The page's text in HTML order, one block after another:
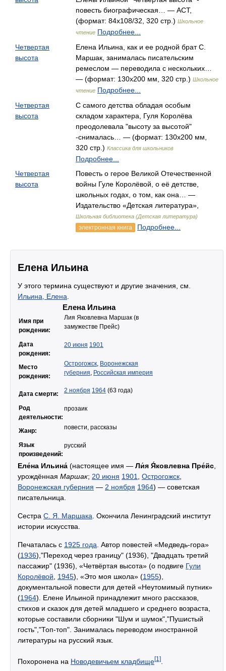
повесть биографическая… — АСТ,
(формат: 84x108/32, 320 стр.) Школьное
чтение Подробнее...
Четвертая
высота
Елена Ильина, как и ее родной брат С.
Маршак, занималась писательским
ремеслом — переводила с нескольких…
— (формат: 130х200 мм, 320 стр.) Школьное
чтение Подробнее...
Четвертая
высота
С самого детства обладая особым
складом характера, Гуля Королёва
преодолевала "высоту за высотой"
-снималась… — (формат: 130х200 мм,
320 стр.) Классика для школьников
Подробнее...
Четвертая
высота
Повесть о герое Великой Отечественной
войны Гуле Королёвой, о её детстве,
школьных годах, о том, как она… —
Издательство «Детская литература»,
Школьная библиотека (Детская литература)
электронная книга Подробнее...
Елена Ильина
У этого термина существуют и другие значения, см.
Ильина, Елена
Елена Ильина
Имя при
рождении:
Лия Яковлевна Маршак (в
замужестве Прейс)
Дата
рождения:
20 июня 1901
Место
рождения:
Острогожск, Воронежская
губерния, Российская империя
Дата смерти: 2 ноября 1964 (63 года)
Род
деятельности:
прозаик
Жанр: повести, рассказы
Язык
произведений:
русский
Еле́на Ильина́ (настоящее имя — Ли́я Я́ковлевна Пре́йс
урождённая Маршак; 20 июня 1901 Острогожск
Воронежская губерния — 2 ноября 1964) — советская
писательница.
Сестра С. Я. Маршака . Окончила Ленинградский институт
истории искусства.
Печаталась с 1925 года . Автор повестей «Медведь-гора»
(1936),"Переход через границу" (1936), "Двадцать третий
пассажир" (1936), «Четвёртая высота» (о подвиге Гули
Королёвой
1945), «Это моя школа» (1955),
документальной повести для детей «Неутомимый путник»
(1964). Елене Ильиной принадлежит много рассказов,
стихов и сказок для детей младшего и среднего возраста,
которые составили сборники "Шум и шумок","Пушистый
гость","Топ-топ". Занималась переводом иностранной
литературы на русский язык.
Похоронена на Новодевичьем кладбище[1]